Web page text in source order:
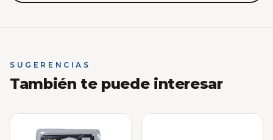
SUGERENCIAS
También te puede interesar